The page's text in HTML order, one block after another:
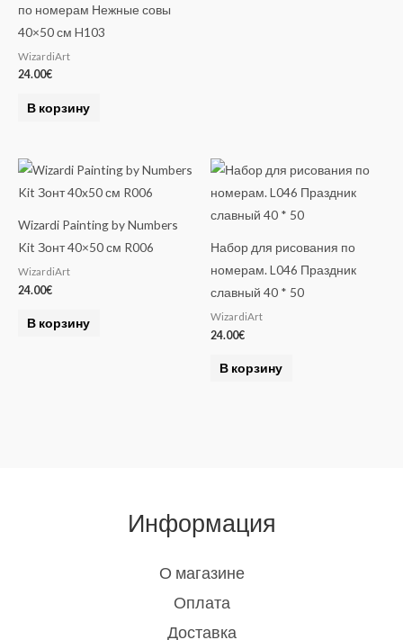
по номерам Нежные совы
40×50 см H103
WizardiArt
24.00€
В корзину
Wizardi Painting by Numbers
Kit Зонт 40×50 см R006
WizardiArt
24.00€
В корзину
Набор для рисования по
номерам. L046 Праздник
славный 40 * 50
WizardiArt
24.00€
В корзину
Информация
О магазине
Оплата
Доставка